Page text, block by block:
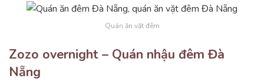
Quán ăn vặt đêm
Zozo overnight – Quán nhậu đêm Đà
Nẵng